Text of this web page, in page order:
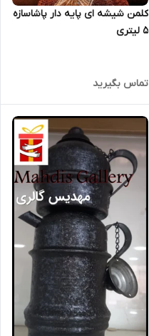
کلمن شیشه ای پایه دار پاشاسازه
5 لیتری
تماس بگیرید